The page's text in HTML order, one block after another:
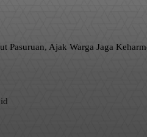
Pasuruan, Ajak Warga Jaga